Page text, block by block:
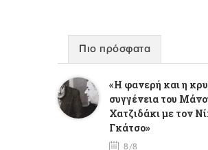
Πιο πρόσφατα
«Η φανερή και η
συγγένεια του
Χατζιδάκι με τον
Γκάτσο»
8/8